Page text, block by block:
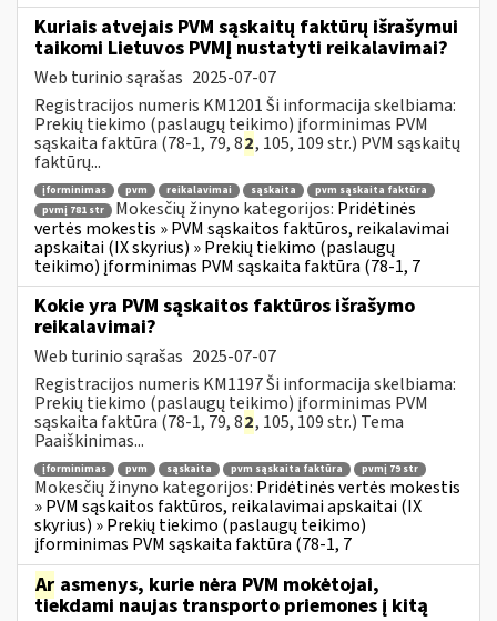
Kuriais atvejais PVM sąskaitų faktūrų išrašymui
taikomi Lietuvos PVMĮ nustatyti reikalavimai?
Web turinio sąrašas 2025-07-07
Registracijos numeris KM1201 Ši informacija skelbiama:
Prekių tiekimo (paslaugų teikimo) įforminimas PVM
sąskaita faktūra (78-1, 79, 82, 105, 109 str.) PVM sąskaitų
faktūrų...
įforminimas pvm reikalavimai sąskaita
pvm sąskaita faktūra
pvmį 781 str
Mokesčių žinyno kategorijos: Pridėtinės
vertės mokestis » PVM sąskaitos faktūros, reikalavimai
apskaitai (IX skyrius) » Prekių tiekimo (paslaugų
teikimo) įforminimas PVM sąskaita faktūra (78-1, 7
Kokie yra PVM sąskaitos faktūros išrašymo
reikalavimai?
Web turinio sąrašas 2025-07-07
Registracijos numeris KM1197 Ši informacija skelbiama:
Prekių tiekimo (paslaugų teikimo) įforminimas PVM
sąskaita faktūra (78-1, 79, 82, 105, 109 str.) Tema
Paaiškinimas...
įforminimas pvm sąskaita pvm sąskaita faktūra pvmį 79 str
Mokesčių žinyno kategorijos: Pridėtinės vertės mokestis
» PVM sąskaitos faktūros, reikalavimai apskaitai (IX
skyrius) » Prekių tiekimo (paslaugų teikimo)
įforminimas PVM sąskaita faktūra (78-1, 7
Ar asmenys, kurie nėra PVM mokėtojai,
tiekdami naujas transporto priemones į kitą